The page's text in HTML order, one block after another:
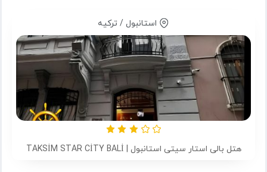
استانبول / ترکیه
هتل بالی استار سیتی استانبول | TAKSİM STAR CİTY BALİ